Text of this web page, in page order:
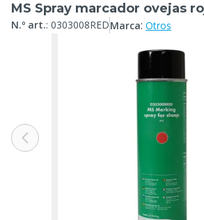
MS Spray marcador ovejas
N.º art.: 0303008REDMarca: Otros